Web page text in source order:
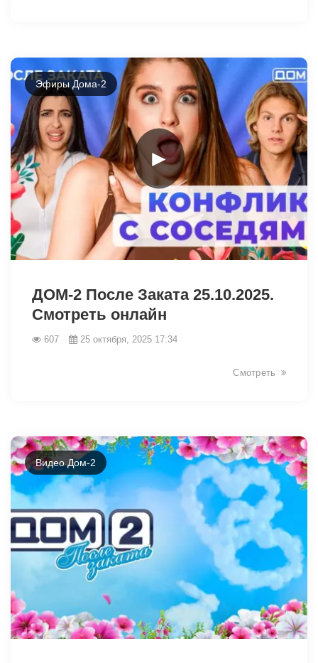
►
Эфиры Дома-2
ДОМ-2 После Заката 25.10.2025.
Смотреть онлайн
607 25 октября, 2025 17:34
Смотреть
Видео Дом-2